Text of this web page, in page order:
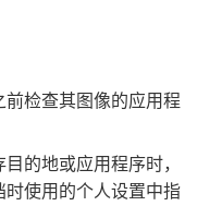
检查其图像的应用程
的地或应用程序时，
时使用的个人设置中指